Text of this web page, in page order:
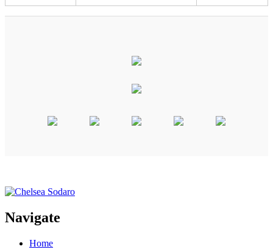
Navigate
Home